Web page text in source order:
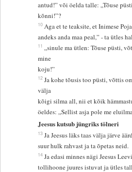
antud!” või öelda talle: „Tõuse
kõnni!”?
10 Aga et te teaksite, et Inimese
andeks anda maa peal,” - ta ütles
11 „sinule ma ütlen: Tõuse püsti,
mine
koju!”
12 Ja kohe tõusis too püsti, võttis
välja
kõigi silma all, nii et kõik
öeldes: „Sellist asja pole me
Jeesus kutsub jüngriks tölneri
13 Ja Jeesus läks taas välja järve
suur hulk rahvast ja ta õpetas neid.
14 Ja edasi minnes nägi Jeesus
tollihoone juures istuvat ja ütles